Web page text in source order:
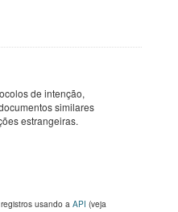
de intenção,
similares
estrangeiras.
usando a API (veja